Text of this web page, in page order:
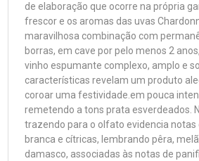
de elaboração que ocorre na própria
frescor e os aromas das uvas
maravilhosa combinação com
borras, em cave por pelo menos 2
vinho espumante complexo, amplo e
características revelam um produto
coroar uma festividade.em pouca
remetendo a tons prata esverdeados.
trazendo para o olfato evidencia notas
branca e cítricas, lembrando pêra,
damasco, associadas às notas de